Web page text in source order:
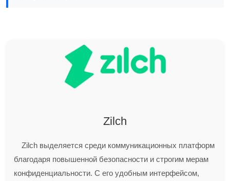
Zilch
Zilch выделяется среди коммуникационных платформ
благодаря повышенной безопасности и строгим мерам
конфиденциальности. С его удобным интерфейсом,